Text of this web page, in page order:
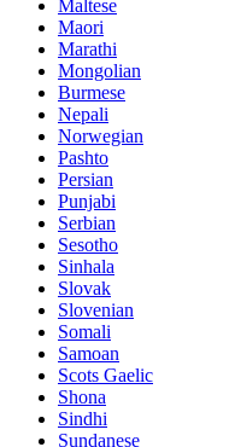
Maltese
Maori
Marathi
Mongolian
Burmese
Nepali
Norwegian
Pashto
Persian
Punjabi
Serbian
Sesotho
Sinhala
Slovak
Slovenian
Somali
Samoan
Scots Gaelic
Shona
Sindhi
Sundanese